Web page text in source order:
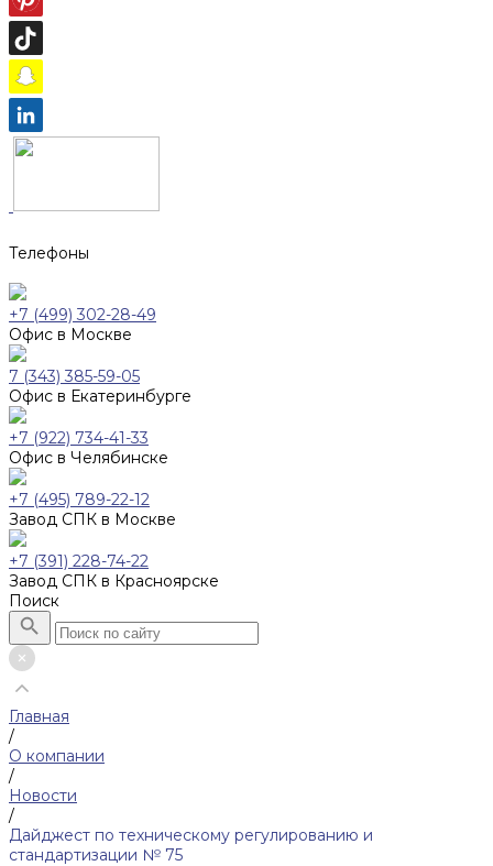
Телефоны
+7 (499) 302-28-49
Офис в Москве
7 (343) 385-59-05
Офис в Екатеринбурге
+7 (922) 734-41-33
Офис в Челябинске
+7 (495) 789-22-12
Завод СПК в Москве
+7 (391) 228-74-22
Завод СПК в Красноярске
Поиск
Главная
/
О компании
/
Новости
/
Дайджест по техническому регулированию и
стандартизации № 75